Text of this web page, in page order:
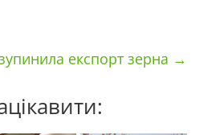
експорт зерна →